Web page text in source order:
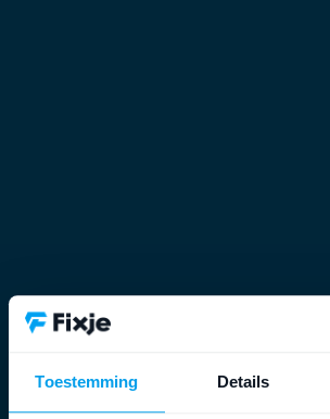
Toestemming Details